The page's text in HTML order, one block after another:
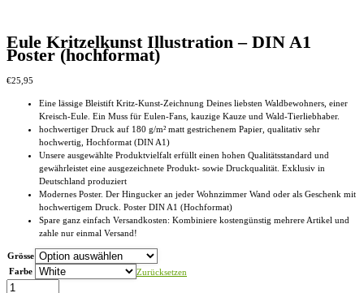
Eule Kritzelkunst Illustration – DIN A1
Poster (hochformat)
€25,95
Eine lässige Bleistift Kritz-Kunst-Zeichnung Deines liebsten Waldbewohners, einer
Kreisch-Eule. Ein Muss für Eulen-Fans, kauzige Kauze und Wald-Tierliebhaber.
hochwertiger Druck auf 180 g/m² matt gestrichenem Papier, qualitativ sehr
hochwertig, Hochformat (DIN A1)
Unsere ausgewählte Produktvielfalt erfüllt einen hohen Qualitätsstandard und
gewährleistet eine ausgezeichnete Produkt- sowie Druckqualität. Exklusiv in
Deutschland produziert
Modernes Poster. Der Hingucker an jeder Wohnzimmer Wand oder als Geschenk mit
hochwertigem Druck. Poster DIN A1 (Hochformat)
Spare ganz einfach Versandkosten: Kombiniere kostengünstig mehrere Artikel und
zahle nur einmal Versand!
Grösse
Farbe
Zurücksetzen
Eule